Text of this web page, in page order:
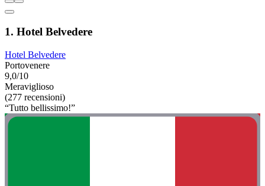
1. Hotel Belvedere
Hotel Belvedere
Portovenere
9,0/10
Meraviglioso
(277 recensioni)
“Tutto bellissimo!”